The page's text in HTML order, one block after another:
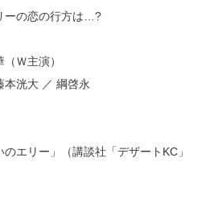
ーの恋の行方は…?
Ｗ主演）
洸大 ／ 綱啓永
エリー」（講談社「デザートKC」